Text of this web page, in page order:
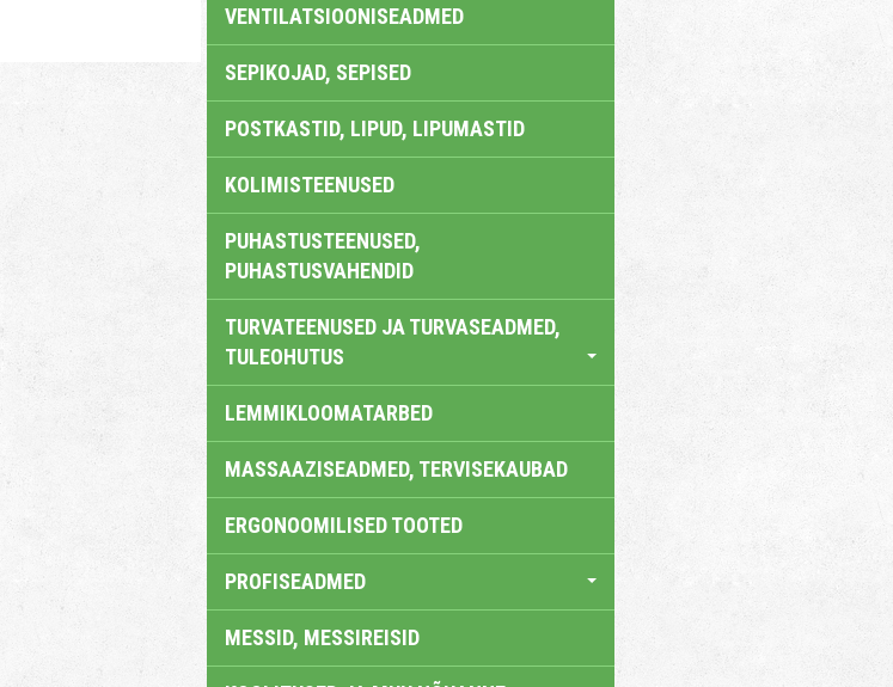
VENTILATSIOONISEADMED
SEPIKOJAD, SEPISED
POSTKASTID, LIPUD, LIPUMASTID
KOLIMISTEENUSED
PUHASTUSTEENUSED,
PUHASTUSVAHENDID
TURVATEENUSED JA TURVASEADMED,
TULEOHUTUS
LEMMIKLOOMATARBED
MASSAAZISEADMED, TERVISEKAUBAD
ERGONOOMILISED TOOTED
PROFISEADMED
MESSID, MESSIREISID